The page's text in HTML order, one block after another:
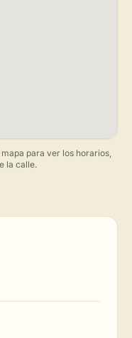
para ver los horarios,
la calle.